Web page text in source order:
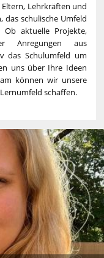
Lehrkräften und
das schulische Umfeld
aktuelle Projekte,
Anregungen aus
das Schulumfeld um
uns über Ihre Ideen
können wir unsere
schaffen.